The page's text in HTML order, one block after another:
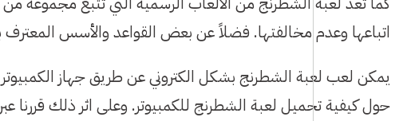
اتباعها وعدم مخالفتها. فضلاً عن بعض القواعد والأسس المعترف
يمكن لعب لعبة الشطرنج بشكل الكتروني عن طريق جهاز الكمبيوتر
حول كيفية تحميل لعبة الشطرنج للكمبيوتر. وعلى اثر ذلك قررنا